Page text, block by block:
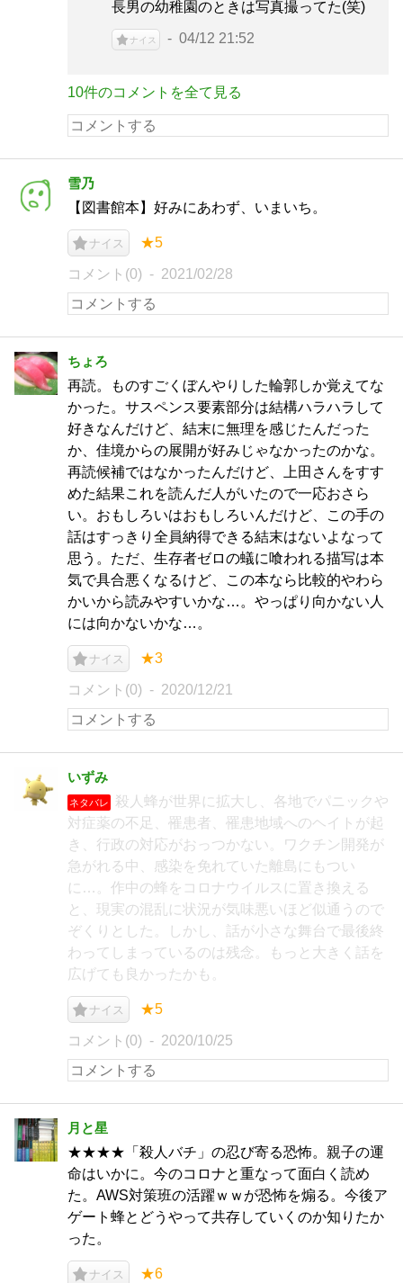
長男の幼稚園のときは写真撮ってた(笑)
ナイス 04/12 21:52
10件のコメントを全て見る
雪乃
【図書館本】好みにあわず、いまいち。
ナイス ★5
コメント(0) 2021/02/28
ちょろ
再読。ものすごくぼんやりした輪郭しか覚えてな
かった。サスペンス要素部分は結構ハラハラして
好きなんだけど、結末に無理を感じたんだった
か、佳境からの展開が好みじゃなかったのかな。
再読候補ではなかったんだけど、上田さんをすす
めた結果これを読んだ人がいたので一応おさら
い。おもしろいはおもしろいんだけど、この手の
話はすっきり全員納得できる結末はないよなって
思う。ただ、生存者ゼロの蟻に喰われる描写は本
気で具合悪くなるけど、この本なら比較的やわら
かいから読みやすいかな…。やっぱり向かない人
には向かないかな…。
ナイス ★3
コメント(0) 2020/12/21
いずみ
ネタバレ
殺人蜂が世界に拡大し、各地でパニックや
対症薬の不足、罹患者、罹患地域へのヘイトが起
き、行政の対応がおっつかない。ワクチン開発が
急がれる中、感染を免れていた離島にもつい
に…。作中の蜂をコロナウイルスに置き換える
と、現実の混乱に状況が気味悪いほど似通うので
ぞくりとした。しかし、話が小さな舞台で最後終
わってしまっているのは残念。もっと大きく話を
広げても良かったかも。
ナイス ★5
コメント(0) 2020/10/25
月と星
★★★★「殺人バチ」の忍び寄る恐怖。親子の運
命はいかに。今のコロナと重なって面白く読め
た。AWS対策班の活躍ｗｗが恐怖を煽る。今後ア
ゲート蜂とどうやって共存していくのか知りたか
った。
ナイス ★6